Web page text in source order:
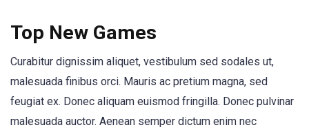
Top New Games
Curabitur dignissim aliquet, vestibulum sed sodales ut,
malesuada finibus orci. Mauris ac pretium magna, sed
feugiat ex. Donec aliquam euismod fringilla. Donec pulvinar
malesuada auctor. Aenean semper dictum enim nec